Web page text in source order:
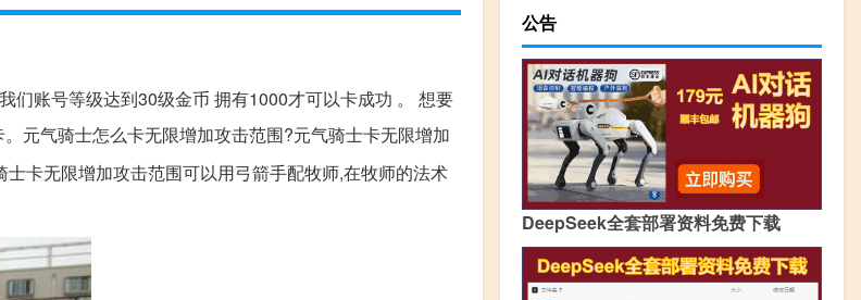
们账号等级达到30级金币 拥有1000才可以卡成功 。 想要
元气骑士怎么卡无限增加攻击范围?元气骑士卡无限增加
卡无限增加攻击范围可以用弓箭手配牧师,在牧师的法术
公告
DeepSeek全套部署资料免费下载